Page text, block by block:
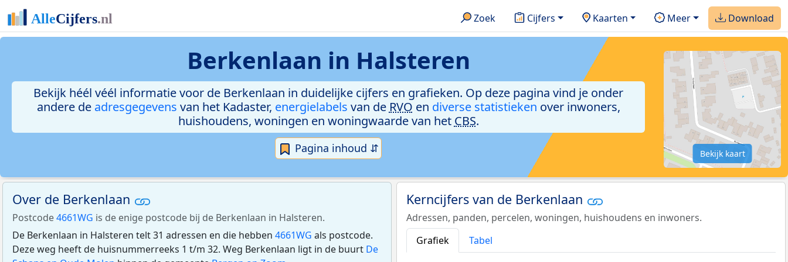
Zoek Cijfers Kaarten Meer Download
Berkenlaan in Halsteren
Bekijk héél véél informatie voor de Berkenlaan in duidelijke cijfers en grafieken. Op deze pagina vind je onder
andere de adresgegevens van het Kadaster, energielabels van de RVO en diverse statistieken over inwoners,
huishoudens, woningen en woningwaarde van het CBS.
Pagina inhoud ⇵ Bekijk kaart
Over de Berkenlaan
Postcode4661WG is de enige postcode bij de Berkenlaan in Halsteren.
De Berkenlaan in Halsteren telt 31 adressen en die hebben 4661WG als postcode.
Deze weg heeft de huisnummerreeks 1 t/m 32. Weg Berkenlaan ligt in de buurt De
Kerncijfers van de Berkenlaan
Adressen, panden, percelen, woningen, huishoudens en inwoners.
Grafiek
Tabel